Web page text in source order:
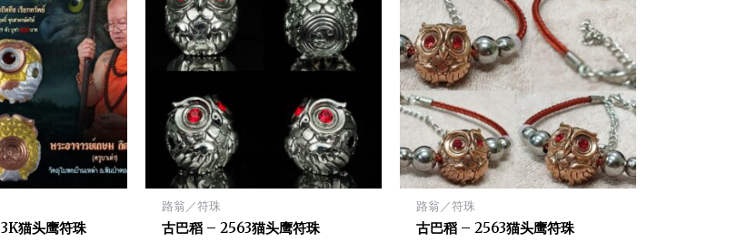
猫头鹰符珠
路翁／符珠
古巴稻 – 2563猫头鹰符珠
路翁／符珠
古巴稻 – 2563猫头鹰符珠